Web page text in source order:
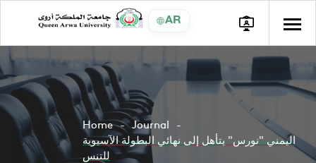
AR
Home
Journal
اليمني "نورس" يتأهل إلى نهائي البطولة الآسيوية
للتنس